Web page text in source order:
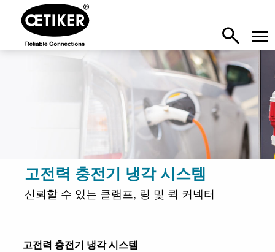
고전력 충전기 냉각 시스템
신뢰할 수 있는 클램프, 링 및 퀵 커넥터
고전력 충전기 냉각 시스템